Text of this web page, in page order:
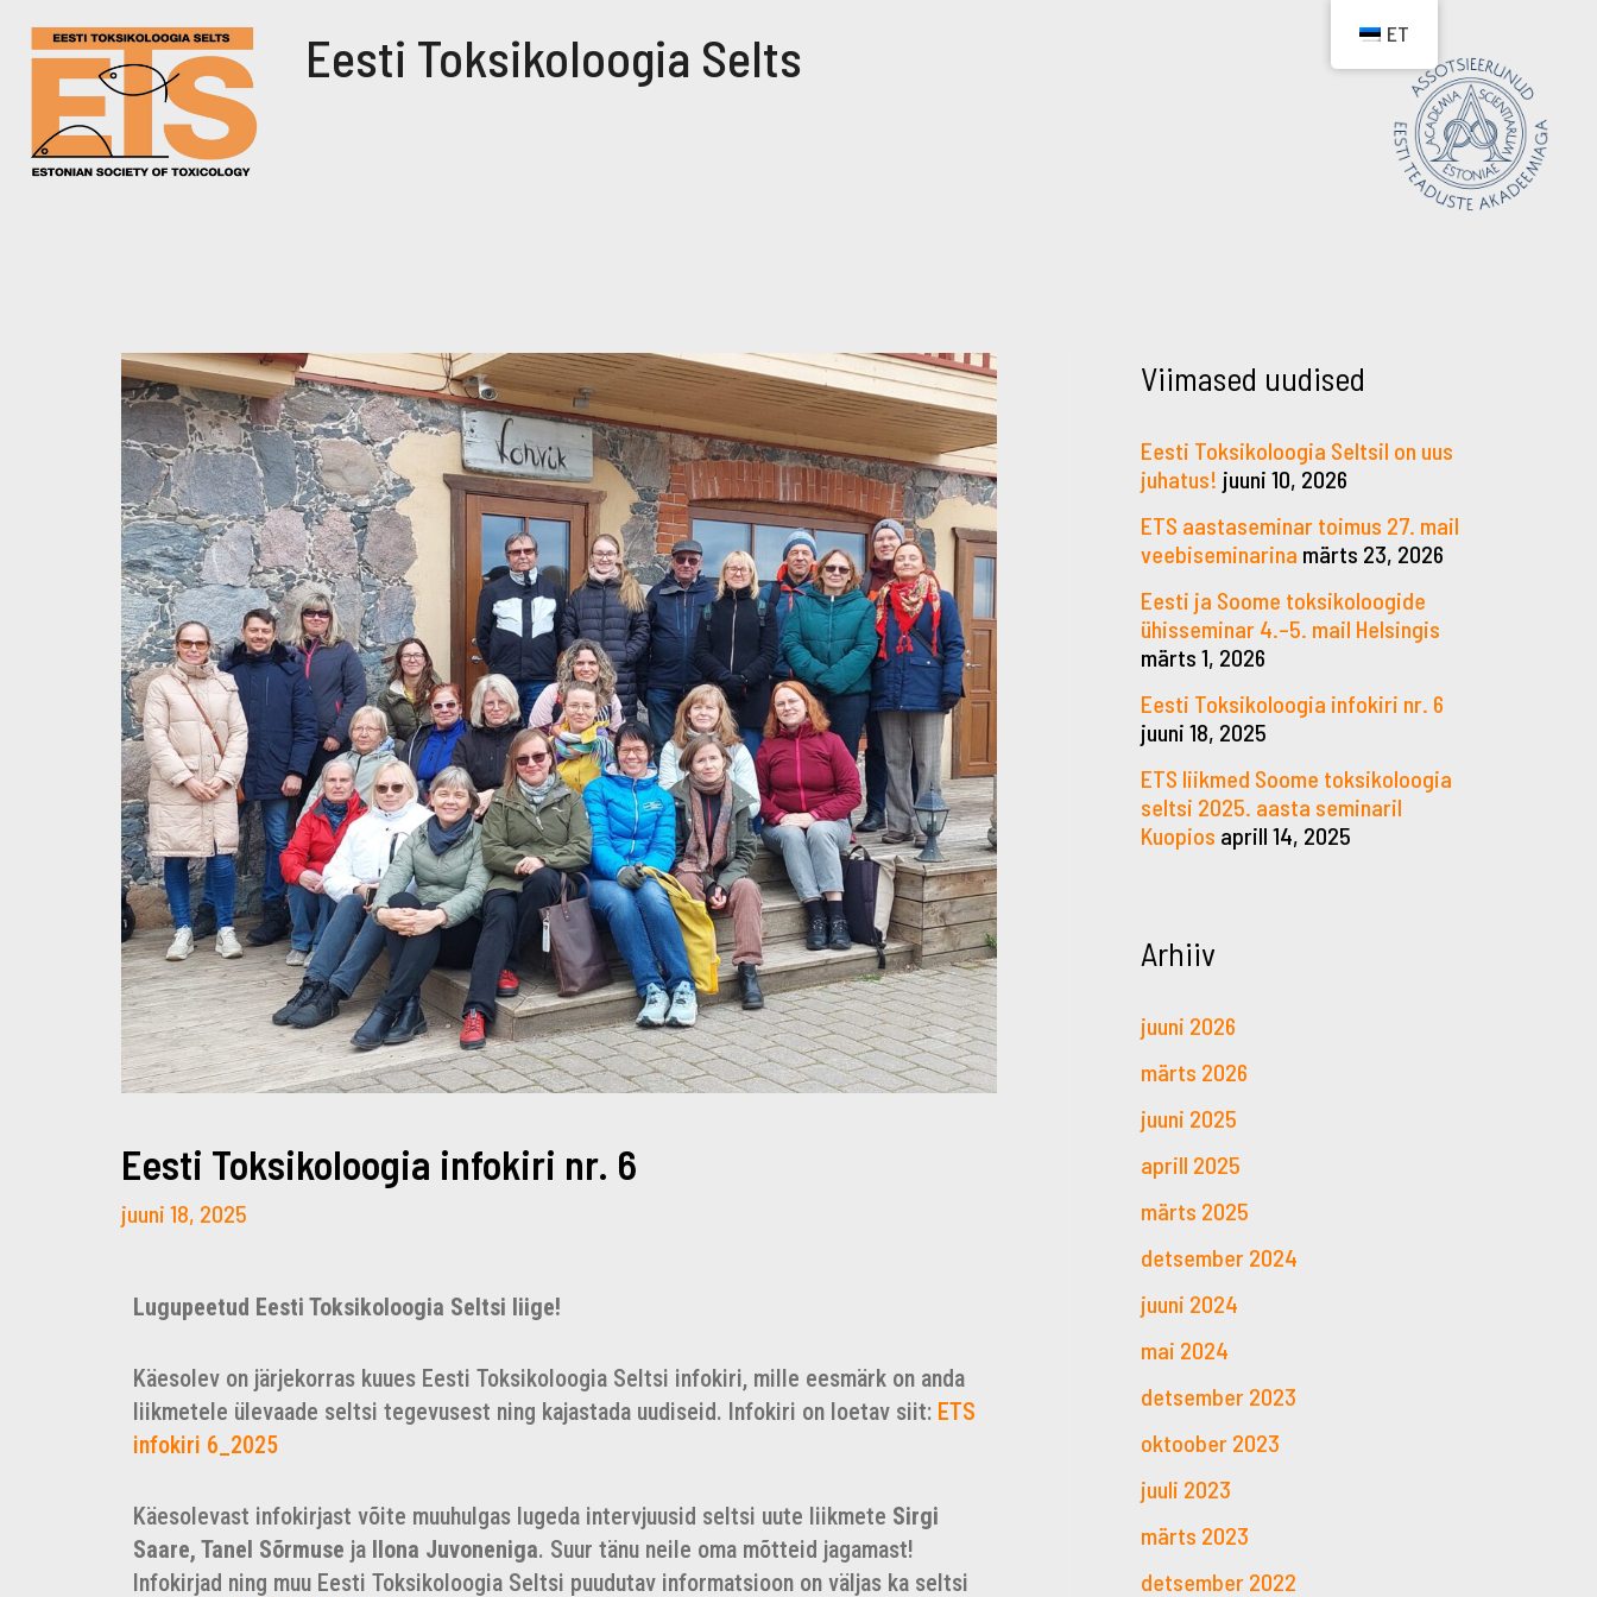
Eesti Toksikoloogia Selts
Eesti Toksikoloogia infokiri nr. 6
juuni 18, 2025
Lugupeetud Eesti Toksikoloogia Seltsi liige!
Käesolev on järjekorras kuues Eesti Toksikoloogia Seltsi infokiri, mille eesmärk on anda
liikmetele ülevaade seltsi tegevusest ning kajastada uudiseid. Infokiri on loetav siit: ETS
infokiri 6_2025
Käesolevast infokirjast võite muuhulgas lugeda intervjuusid seltsi uute liikmete Sirgi
Saare, Tanel Sõrmuse ja Ilona Juvoneniga. Suur tänu neile oma mõtteid jagamast!
Infokirjad ning muu Eesti Toksikoloogia Seltsi puudutav informatsioon on väljas ka seltsi
Viimased uudised
Eesti Toksikoloogia Seltsil on uus
juhatus! juuni 10, 2026
ETS aastaseminar toimus 27. mail
veebiseminarina märts 23, 2026
Eesti ja Soome toksikoloogide
ühisseminar 4.–5. mail Helsingis
märts 1, 2026
Eesti Toksikoloogia infokiri nr. 6
juuni 18, 2025
ETS liikmed Soome toksikoloogia
seltsi 2025. aasta seminaril
Kuopios aprill 14, 2025
Arhiiv
juuni 2026
märts 2026
juuni 2025
aprill 2025
märts 2025
detsember 2024
juuni 2024
mai 2024
detsember 2023
oktoober 2023
juuli 2023
märts 2023
detsember 2022
ET